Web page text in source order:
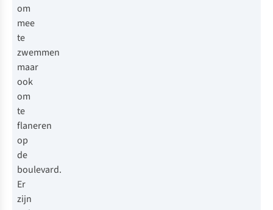
om
mee
te
zwemmen
maar
ook
om
te
flaneren
op
de
boulevard.
Er
zijn